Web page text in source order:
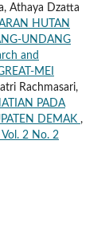
Athaya Dzatta
HUTAN
UNDANG
and
MEI
Rachmasari,
PADA
DEMAK ,
2 No. 2